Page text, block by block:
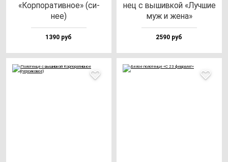
«Кор­по­ра­тив­ное» (си­
нее)
1390 руб
нец с вы­шив­кой «Луч­шие
муж и же­на»
2590 руб